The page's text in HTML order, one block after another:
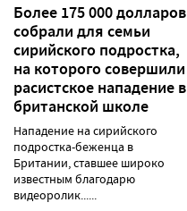
Более 175 000 долларов
собрали для семьи
сирийского подростка,
на которого совершили
расистское нападение в
британской школе
Нападение на сирийского
подростка-беженца в
Британии, ставшее широко
известным благодарю
видеоролик......